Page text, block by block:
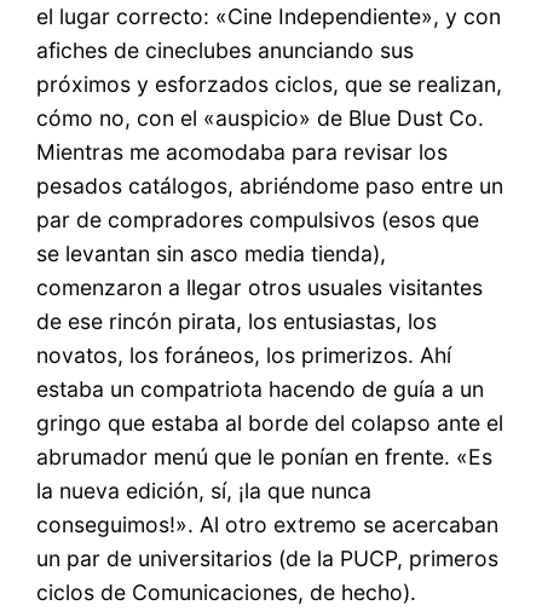
el lugar correcto: «Cine Independiente», y con
afiches de cineclubes anunciando sus
próximos y esforzados ciclos, que se realizan,
cómo no, con el «auspicio» de Blue Dust Co.
Mientras me acomodaba para revisar los
pesados catálogos, abriéndome paso entre un
par de compradores compulsivos (esos que
se levantan sin asco media tienda),
comenzaron a llegar otros usuales visitantes
de ese rincón pirata, los entusiastas, los
novatos, los foráneos, los primerizos. Ahí
estaba un compatriota hacendo de guía a un
gringo que estaba al borde del colapso ante el
abrumador menú que le ponían en frente. «Es
la nueva edición, sí, ¡la que nunca
conseguimos!». Al otro extremo se acercaban
un par de universitarios (de la PUCP, primeros
ciclos de Comunicaciones, de hecho).